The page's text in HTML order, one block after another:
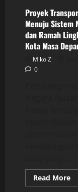
Proyek
Menuju Sistem
dan Ramah
Kota Masa
Miko Z
0
Read More